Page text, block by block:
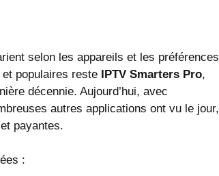
selon les appareils et les préférences
populaires reste IPTV Smarters Pro,
décennie. Aujourd’hui, avec
autres applications ont vu le jour,
payantes.
: